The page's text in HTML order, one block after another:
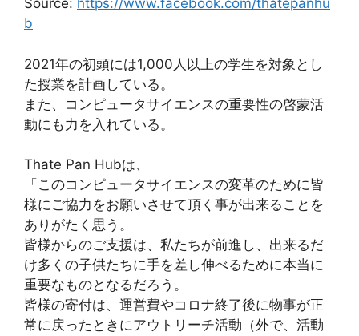
Source: https://www.facebook.com/thatepanhu
b
2021年の初頭には1,000人以上の学生を対象とし
た授業を計画している。
また、コンピュータサイエンスの重要性の啓蒙活
動にも力を入れている。
Thate Pan Hubは、
「このコンピュータサイエンスの変革のために皆
様にご協力をお願いさせて頂く事が出来ることを
ありがたく思う。
皆様からのご支援は、私たちが前進し、出来るだ
け多くの子供たちに手を差し伸べるために本当に
重要なものとなるだろう。
皆様の寄付は、運営費やコロナ終了後に物事が正
常に戻ったときにアウトリーチ活動（外で、活動